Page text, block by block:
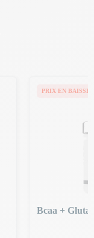
PRIX EN BAISSE
Bcaa +